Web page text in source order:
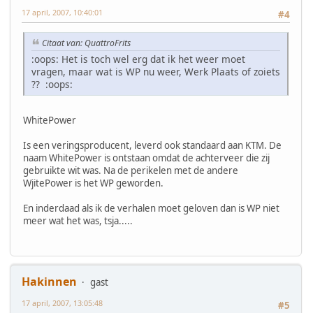
#4
17 april, 2007, 10:40:01
Citaat van: QuattroFrits
:oops: Het is toch wel erg dat ik het weer moet
vragen, maar wat is WP nu weer, Werk Plaats of zoiets
?? :oops:
WhitePower
Is een veringsproducent, leverd ook standaard aan KTM. De
naam WhitePower is ontstaan omdat de achterveer die zij
gebruikte wit was. Na de perikelen met de andere
WjitePower is het WP geworden.
En inderdaad als ik de verhalen moet geloven dan is WP niet
meer wat het was, tsja.....
Hakinnen
gast
#5
17 april, 2007, 13:05:48